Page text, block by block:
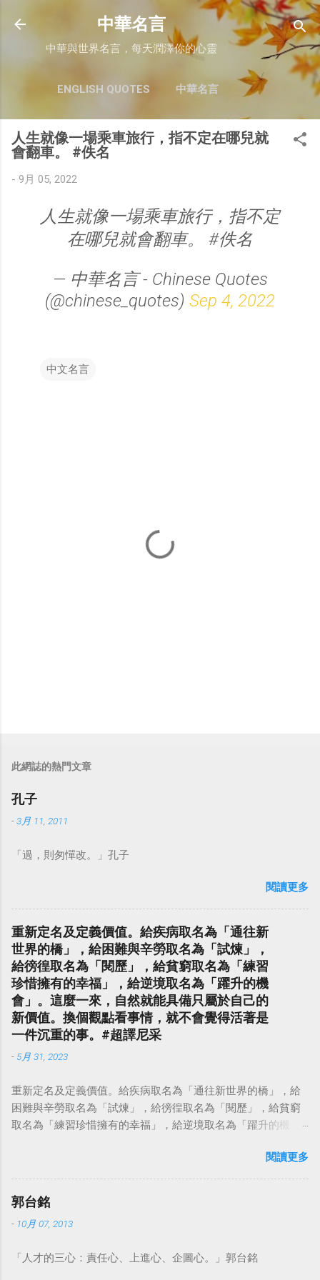
跳至主要內容
中華名言
中華與世界名言，每天潤澤你的心靈
ENGLISH QUOTES 中華名言
人生就像一場乘車旅行，指不定在哪兒就
會翻車。 #佚名
- 9月 05, 2022
人生就像一場乘車旅行，指不定
在哪兒就會翻車。 #佚名
— 中華名言 - Chinese Quotes
(@chinese_quotes) Sep 4, 2022
中文名言
此網誌的熱門文章
孔子
-3月 11, 2011
「過，則匆憚改。」孔子
閱讀更多
重新定名及定義價值。給疾病取名為「通往新
世界的橋」，給困難與辛勞取名為「試煉」，
給徬徨取名為「閱歷」，給貧窮取名為「練習
珍惜擁有的幸福」，給逆境取名為「躍升的機
會」。這麼一來，自然就能具備只屬於自己的
新價值。換個觀點看事情，就不會覺得活著是
一件沉重的事。#超譯尼采
- 5月 31, 2023
重新定名及定義價值。給疾病取名為「通往新世界的橋」，給
困難與辛勞取名為「試煉」，給徬徨取名為「閱歷」，給貧窮
取名為「練習珍惜擁有的幸福」，給逆境取名為「躍升的機
點看事情，就不會覺得活著是一件沉重的事。#超譯尼采 — 中
華名言 - Chinese Quotes (@chinese_quotes) May 23, 2023
閱讀更多
郭台銘
- 10月 07, 2013
「人才的三心：責任心、上進心、企圖心。」郭台銘